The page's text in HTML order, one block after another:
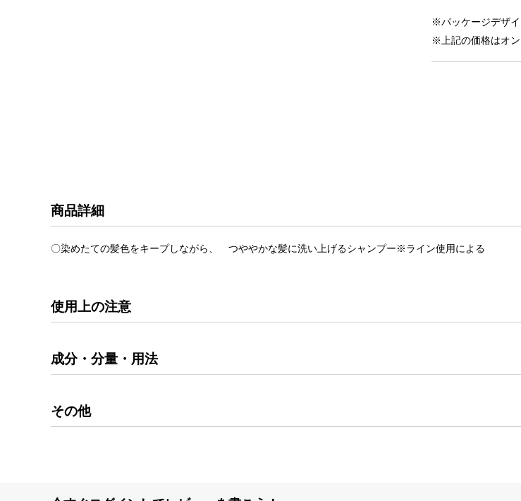
※パッケージデザイ
※上記の価格はオン
商品詳細
〇染めたての髪色をキープしながら、 つややかな髪に洗い上げるシャンプー※ライン使用による
使用上の注意
成分・分量・用法
その他